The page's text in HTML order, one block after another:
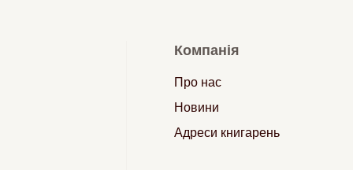
Компанія
Про нас
Новини
Адреси книгарень